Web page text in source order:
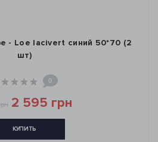
- Loe lacivert синий 50*70 (2
шт)
0
2 595 грн
КУПИТЬ